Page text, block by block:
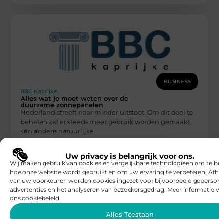
Uw privacy is belangrijk voor ons.
Wij maken gebruik van cookies en vergelijkbare technologieën om te
hoe onze website wordt gebruikt en om uw ervaring te verbeteren.
van uw voorkeuren worden cookies ingezet voor bijvoorbeeld
advertenties en het analyseren van bezoekersgedrag. Meer informatie
ons cookiebeleid.
Alles Toestaan
BUSINESS
BBC Kaprijke
Alles wat je moet weten over de
duurzame zonnepanelen
Nederland streeft naar minder uitstoot. Om dit doel te
behalen zal er steeds meer gebruik worden gemaakt
van andere natuurlijke